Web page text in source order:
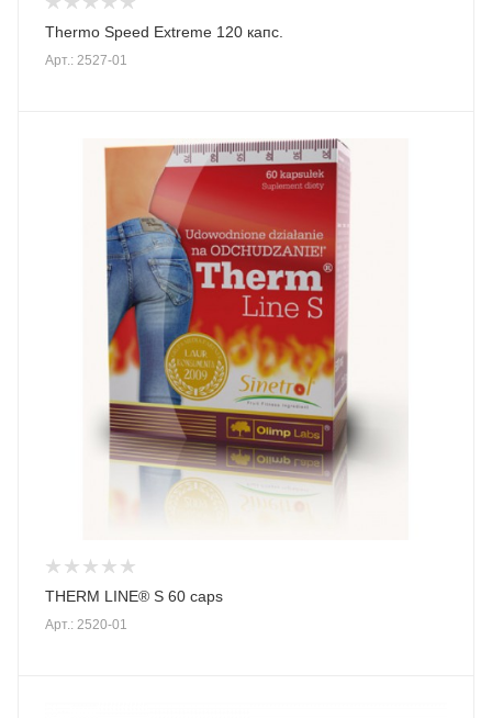
Thermo Speed Extreme 120 капс.
Арт.: 2527-01
THERM LINE® S 60 caps
Арт.: 2520-01